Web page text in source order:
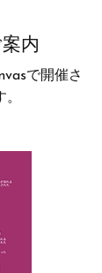
内
で開催さ